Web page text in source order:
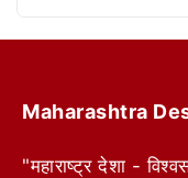
Maharashtra
"महाराष्ट्र देशा -